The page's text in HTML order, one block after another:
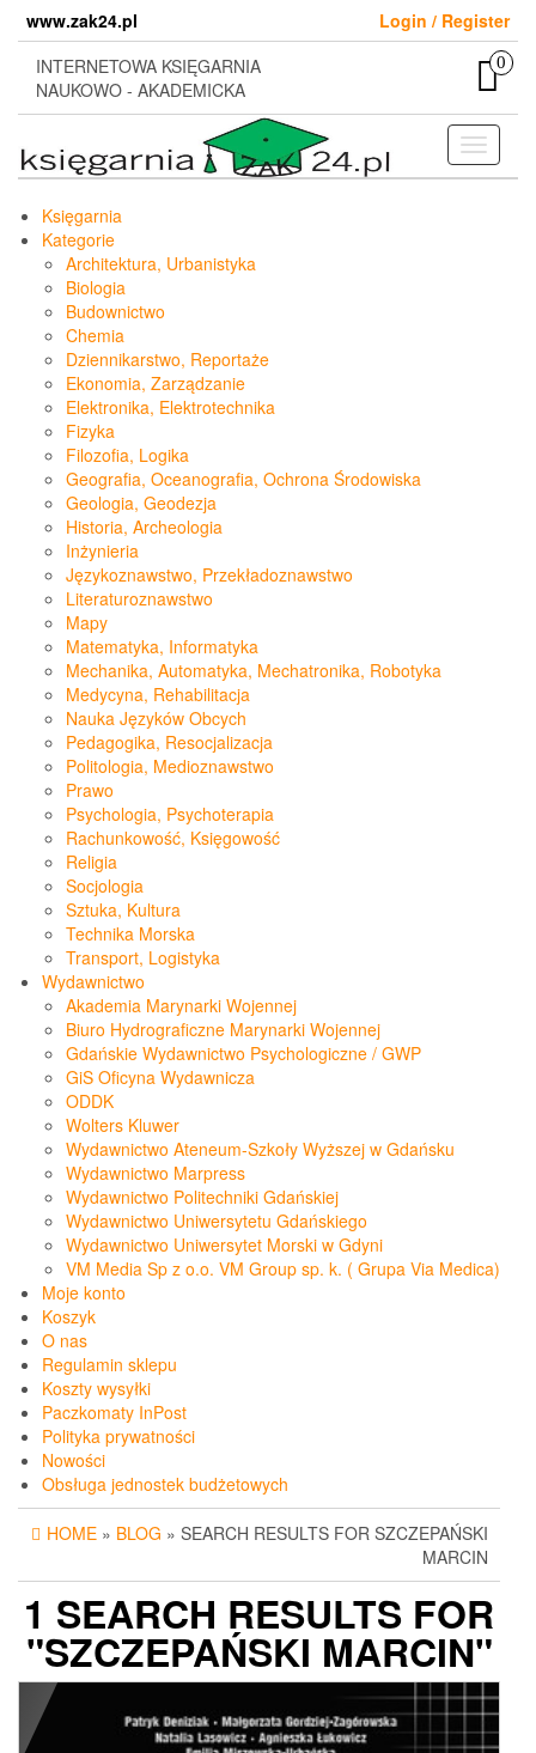
content
www.zak24.pl
Login / Register
INTERNETOWA KSIĘGARNIA
NAUKOWO - AKADEMICKA
0
Toggle
Księgarnia
Kategorie
Architektura, Urbanistyka
Biologia
Budownictwo
Chemia
Dziennikarstwo, Reportaże
Ekonomia, Zarządzanie
Elektronika, Elektrotechnika
Fizyka
Filozofia, Logika
Geografia, Oceanografia, Ochrona Środowiska
Geologia, Geodezja
Historia, Archeologia
Inżynieria
Językoznawstwo, Przekładoznawstwo
Literaturoznawstwo
Mapy
Matematyka, Informatyka
Mechanika, Automatyka, Mechatronika, Robotyka
Medycyna, Rehabilitacja
Nauka Języków Obcych
Pedagogika, Resocjalizacja
Politologia, Medioznawstwo
Prawo
Psychologia, Psychoterapia
Rachunkowość, Księgowość
Religia
Socjologia
Sztuka, Kultura
Technika Morska
Transport, Logistyka
Wydawnictwo
Akademia Marynarki Wojennej
Biuro Hydrograficzne Marynarki Wojennej
Gdańskie Wydawnictwo Psychologiczne / GWP
GiS Oficyna Wydawnicza
ODDK
Wolters Kluwer
Wydawnictwo Ateneum-Szkoły Wyższej w Gdańsku
Wydawnictwo Marpress
Wydawnictwo Politechniki Gdańskiej
Wydawnictwo Uniwersytetu Gdańskiego
Wydawnictwo Uniwersytet Morski w Gdyni
VM Media Sp z o.o. VM Group sp. k. ( Grupa Via Medica)
Moje konto
Koszyk
O nas
Regulamin sklepu
Koszty wysyłki
Paczkomaty InPost
Polityka prywatności
Nowości
Obsługa jednostek budżetowych
HOME » BLOG » SEARCH RESULTS FOR SZCZEPAŃSKI
MARCIN
1 SEARCH RESULTS FOR
"SZCZEPAŃSKI MARCIN"